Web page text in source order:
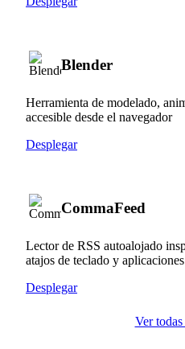
Blender
Herramienta de modelado,
accesible desde el navegador
Desplegar
CommaFeed
Lector de RSS autoalojado
atajos de teclado y
Desplegar
Ver todas